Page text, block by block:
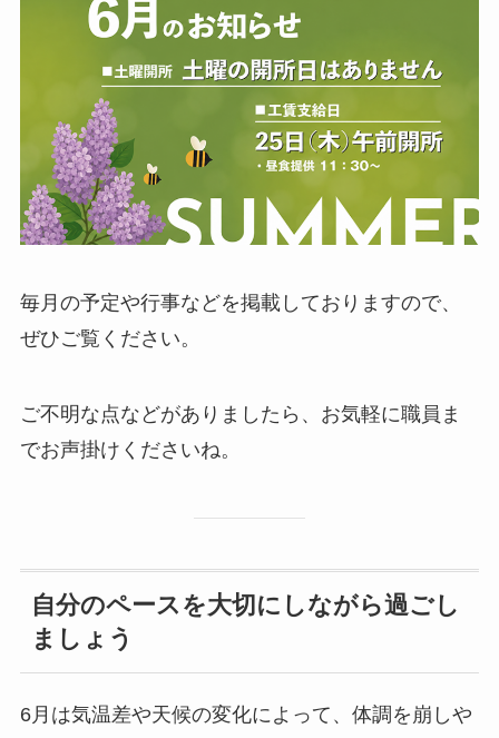
毎月の予定や行事などを掲載しておりますので、
ぜひご覧ください。
ご不明な点などがありましたら、お気軽に職員ま
でお声掛けくださいね。
自分のペースを大切にしながら過ごし
ましょう
6月は気温差や天候の変化によって、体調を崩しや